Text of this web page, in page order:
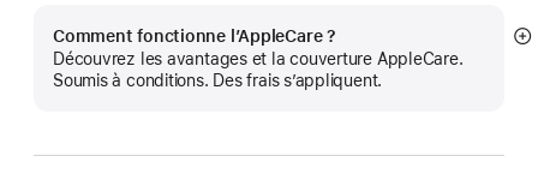
Comment fonctionne l’AppleCare ?
Découvrez les avantages et la couverture AppleCare.
Soumis à conditions. Des frais s’appliquent.